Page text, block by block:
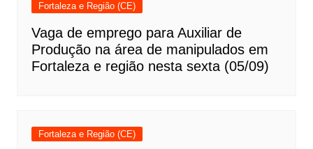
Fortaleza e Região (CE)
Vaga de emprego para Auxiliar de
Produção na área de manipulados em
Fortaleza e região nesta sexta (05/09)
Fortaleza e Região (CE)